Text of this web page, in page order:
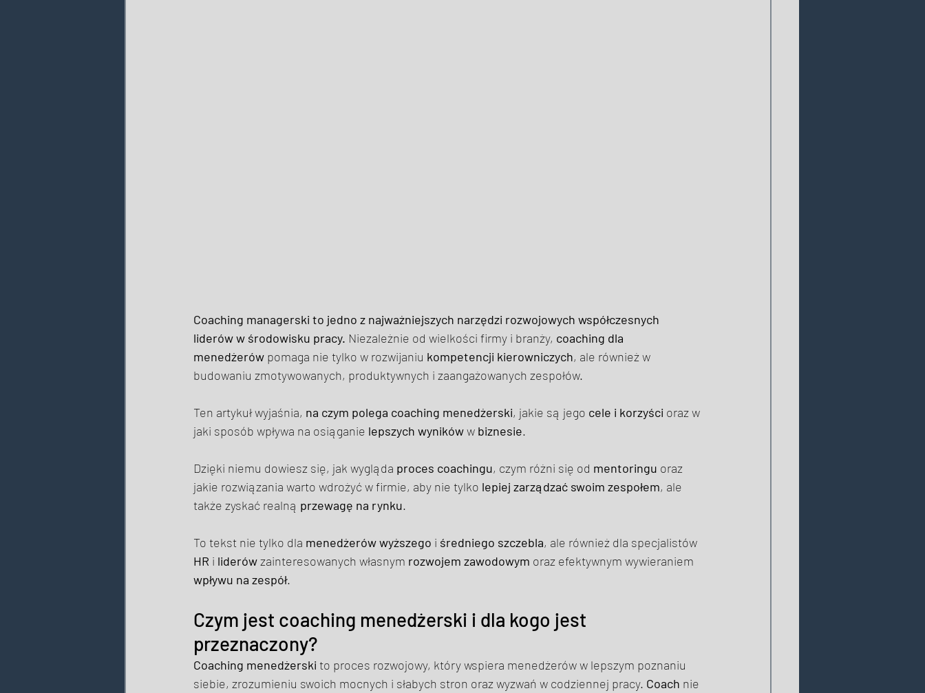
Coaching managerski to jedno z najważniejszych narzędzi rozwojowych współczesnych
liderów w środowisku pracy. Niezależnie od wielkości firmy i branży, coaching dla
menedżerów pomaga nie tylko w rozwijaniu kompetencji kierowniczych, ale również w
budowaniu zmotywowanych, produktywnych i zaangażowanych zespołów.
Ten artykuł wyjaśnia, na czym polega coaching menedżerski, jakie są jego cele i korzyści oraz w
jaki sposób wpływa na osiąganie lepszych wyników w biznesie.
Dzięki niemu dowiesz się, jak wygląda proces coachingu, czym różni się od mentoringu oraz
jakie rozwiązania warto wdrożyć w firmie, aby nie tylko lepiej zarządzać swoim zespołem, ale
także zyskać realną przewagę na rynku.
To tekst nie tylko dla menedżerówwyższego i średniego szczebla, ale również dla specjalistów
HR i liderów zainteresowanych własnym rozwojem zawodowym oraz efektywnym wywieraniem
wpływu na zespół.
Czym jest coaching menedżerski i dla kogo jest
przeznaczony?
Coaching menedżerski to proces rozwojowy, który wspiera menedżerów w lepszym poznaniu
siebie, zrozumieniu swoich mocnych i słabych stron oraz wyzwań w codziennej pracy. Coach nie